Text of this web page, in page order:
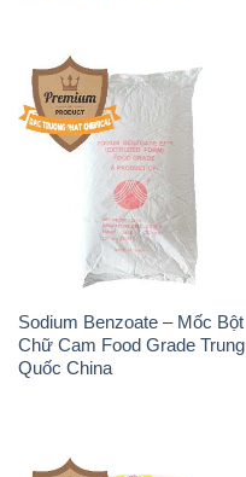
Sodium Benzoate – Mốc Bột
Chữ Cam Food Grade Trung
Quốc China